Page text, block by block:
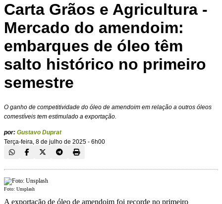
Carta Grãos e Agricultura -
Mercado do amendoim:
embarques de óleo têm
salto histórico no primeiro
semestre
O ganho de competitividade do óleo de amendoim em relação a outros óleos
comestíveis tem estimulado a exportação.
por: Gustavo Duprat
Terça-feira, 8 de julho de 2025 - 6h00
Foto: Unsplash
A exportação de óleo de amendoim foi recorde no primeiro